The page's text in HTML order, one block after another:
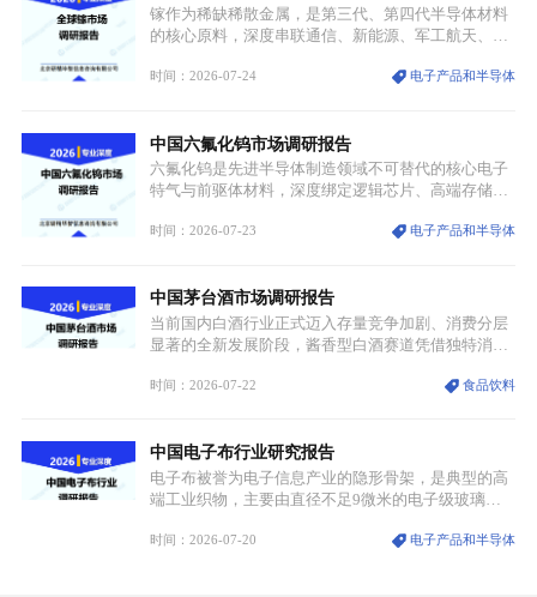
创设计能力提升，进一步夯实产业发展根基，吸引传
统服饰品牌、文旅企业等跨界入局，市场活力持续释
镓作为稀缺稀散金属，是第三代、第四代半导体材料
的核心原料，深度串联通信、新能源、军工航天、光
与大国科技博弈的关键战略资源。镓并非传统大宗金
领域渗透”的战略体系，成为全球科技产业运转的刚
需资源。
时间：2026-07-24 电子产品和半导体
中国六氟化钨市场调研报告
六氟化钨是先进半导体制造领域不可替代的核心电子
特气与前驱体材料，深度绑定逻辑芯片、高端存储芯
沉积（CVD）、原子层沉积（ALD）工艺专用前驱体
密制造流程。
时间：2026-07-23 电子产品和半导体
中国茅台酒市场调研报告
当前国内白酒行业正式迈入存量竞争加剧、消费分层
显著的全新发展阶段，酱香型白酒赛道凭借独特消费
道。贵州茅台凭借独一无二的核心产区壁垒、刚性产
业。
时间：2026-07-22 食品饮料
中国电子布行业研究报告
电子布被誉为电子信息产业的隐形骨架，是典型的高
端工业织物，主要由直径不足9微米的电子级玻璃纤
生产制造过程中不可或缺的核心基材。电子布具备高
时间：2026-07-20 电子产品和半导体